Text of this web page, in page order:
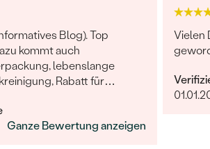
Blog). Top
kommt auch
lebenslange
Rabatt für
Arbeit und einzigartige
Ganze Bewertung anzeigen
Vielen